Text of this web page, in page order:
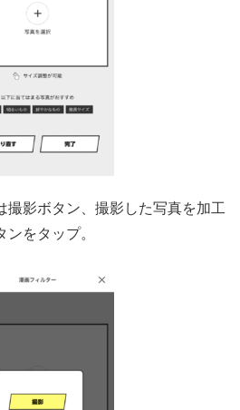
撮影ボタン、撮影した写真を加工
をタップ。